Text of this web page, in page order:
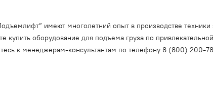
имеют многолетний опыт в производстве
купить оборудование для подъема груза по
к менеджерам-консультантам по телефону 8 (800) 200-